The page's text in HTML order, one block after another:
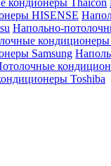
кондионеры Thaicon
HISENSE
Напольно-
кондиционеры
Samsung
Toshiba